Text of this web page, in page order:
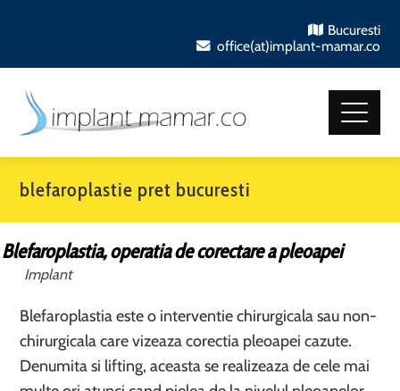
Bucuresti
office(at)implant-mamar.co
blefaroplastie pret bucuresti
Blefaroplastia, operatia de corectare a pleoapei
Implant
Blefaroplastia este o interventie chirurgicala sau non-
chirurgicala care vizeaza corectia pleoapei cazute.
Denumita si lifting, aceasta se realizeaza de cele mai